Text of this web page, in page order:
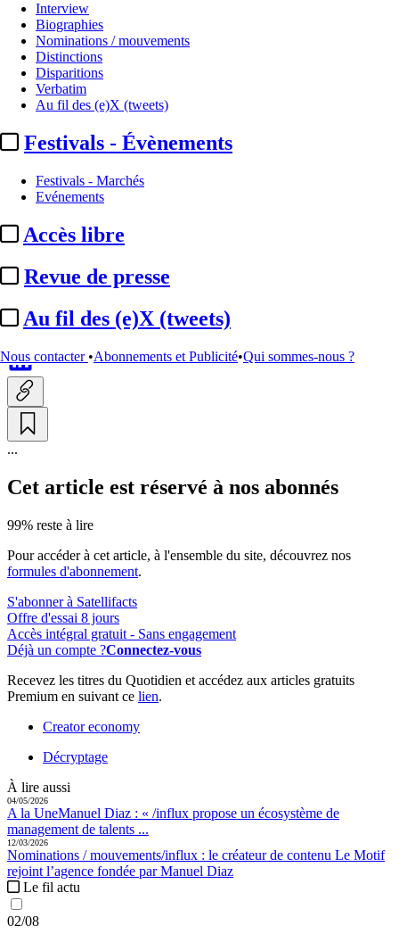
Interview
Biographies
Nominations / mouvements
Distinctions
Disparitions
Verbatim
Au fil des (e)X (tweets)
Festivals - Évènements
Festivals - Marchés
Evénements
Accès libre
Revue de presse
Au fil des (e)X (tweets)
Nous contacter •Abonnements et Publicité•Qui sommes-nous ?
Clipping :
vidéos calibrées pour TikTok
transforment ...
ParSalomé Hembert
...
Cet article est réservé à nos abonnés
99% reste à lire
Pour accéder à cet article, à l'ensemble du site, découvrez nos
formules d'abonnement.
S'abonner à Satellifacts
Offre d'essai 8 jours
Accès intégral gratuit - Sans engagement
Déjà un compte ?Connectez-vous
Recevez les titres du Quotidien et accédez aux articles gratuits
Premium en suivant ce lien.
Creator economy
Décryptage
À lire aussi
04/05/2026
A la UneManuel Diaz : « /influx propose un écosystème de
management de talents ...
12/03/2026
Nominations / mouvements/influx : le créateur de contenu Le Motif
rejoint l’agence fondée par Manuel Diaz
Le fil actu
02/08